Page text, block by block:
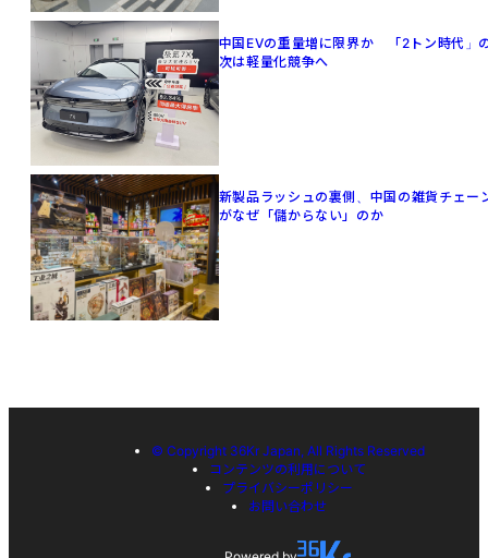
中国EVの重量増に限界か 「2トン時代」
次は軽量化競争へ
新製品ラッシュの裏側、中国の雑貨チェー
がなぜ「儲からない」のか
© Copyright 36Kr Japan, All Rights Reserved
コンテンツの利用について
プライバシーポリシー
お問い合わせ